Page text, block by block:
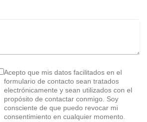
Acepto que mis datos facilitados en el
formulario de contacto sean tratados
electrónicamente y sean utilizados con el
propósito de contactar conmigo. Soy
consciente de que puedo revocar mi
consentimiento en cualquier momento.